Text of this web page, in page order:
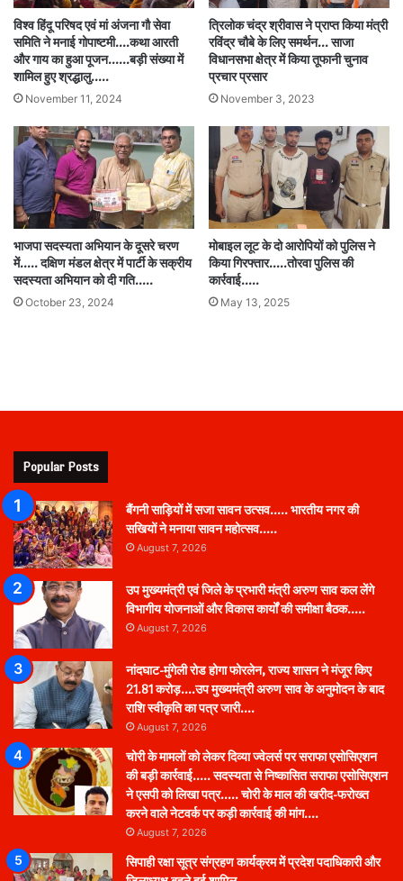
विश्व हिंदू परिषद एवं मां अंजना गौ सेवा
समिति ने मनाई गोपाष्टमी….कथा आरती
और गाय का हुआ पूजन.…..बड़ी संख्या में
शामिल हुए श्रद्धालु…..
November 11, 2024
त्रिलोक चंद्र श्रीवास ने प्राप्त किया मंत्री
रविंद्र चौबे के लिए समर्थन… साजा
विधानसभा क्षेत्र में किया तूफानी चुनाव
प्रचार प्रसार
November 3, 2023
भाजपा सदस्यता अभियान के दूसरे चरण
में….. दक्षिण मंडल क्षेत्र में पार्टी के सक्रीय
सदस्यता अभियान को दी गति…..
October 23, 2024
मोबाइल लूट के दो आरोपियों को पुलिस ने
किया गिरफ्तार…..तोरवा पुलिस की
कार्रवाई…..
May 13, 2025
Popular Posts
बैंगनी साड़ियों में सजा सावन उत्सव….. भारतीय नगर की
सखियों ने मनाया सावन महोत्सव…..
August 7, 2026
उप मुख्यमंत्री एवं जिले के प्रभारी मंत्री अरुण साव कल लेंगे
विभागीय योजनाओं और विकास कार्यों की समीक्षा बैठक…..
August 7, 2026
नांदघाट-मुंगेली रोड होगा फोरलेन, राज्य शासन ने मंजूर किए
21.81 करोड़….उप मुख्यमंत्री अरुण साव के अनुमोदन के बाद
राशि स्वीकृति का पत्र जारी….
August 7, 2026
चोरी के मामलों को लेकर दिव्या ज्वेलर्स पर सराफा एसोसिएशन
की बड़ी कार्रवाई….. सदस्यता से निष्कासित सराफा एसोसिएशन
ने एसपी को लिखा पत्र….. चोरी के माल की खरीद-फरोख्त
करने वाले नेटवर्क पर कड़ी कार्रवाई की मांग….
August 7, 2026
सिपाही रक्षा सूत्र संग्रहण कार्यक्रम में प्रदेश पदाधिकारी और